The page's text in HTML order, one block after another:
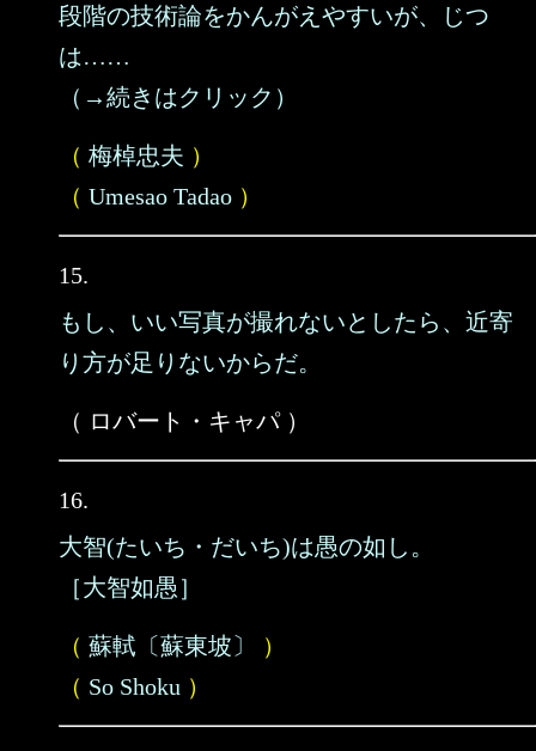
段階の技術論をかんがえやすいが、じつ
は……
（→続きはクリック）
（ 梅棹忠夫 ）
（ Umesao Tadao ）
15.
もし、いい写真が撮れないとしたら、近寄
り方が足りないからだ。
（ ロバート・キャパ ）
16.
大智(たいち・だいち)は愚の如し。
［大智如愚］
（ 蘇軾〔蘇東坡〕
）
（ So Shoku ）